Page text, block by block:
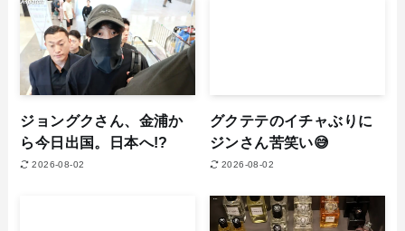
ジョングクさん、金浦か
ら今日出国。日本へ!?
2026-08-02
グクテテのイチャぶりに
ジンさん苦笑い😅
2026-08-02